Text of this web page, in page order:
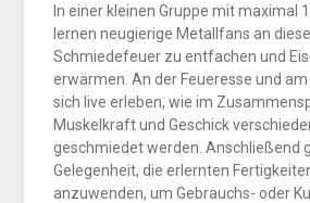
In einer kleinen Gruppe mit maximal
lernen neugierige Metallfans an
Schmiedefeuer zu entfachen und
erwärmen. An der Feueresse und
sich live erleben, wie im
Muskelkraft und Geschick
geschmiedet werden. Anschließend
Gelegenheit, die erlernten
anzuwenden, um Gebrauchs- oder